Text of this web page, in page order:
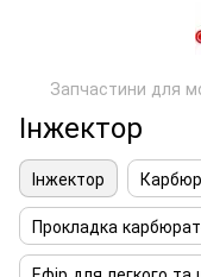
Запчастини для
Інжектор
Інжектор
Прокладка